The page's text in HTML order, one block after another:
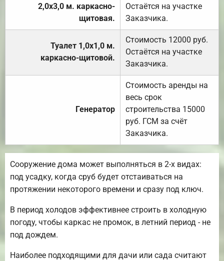
2,0х3,0 м. каркасно-
щитовая.
Остаётся на участке
Заказчика.
Туалет 1,0х1,0 м.
каркасно-щитовой.
Стоимость 12000 руб.
Остаётся на участке
Заказчика.
Генератор
Стоимость аренды на
весь срок
строительства 15000
руб. ГСМ за счёт
Заказчика.
Сооружение дома может выполняться в 2-х видах:
под усадку, когда сруб будет отстаиваться на
протяжении некоторого времени и сразу под ключ.
В период холодов эффективнее строить в холодную
погоду, чтобы каркас не промок, в летний период - не
под дождем.
Наиболее подходящими для дачи или сада считают